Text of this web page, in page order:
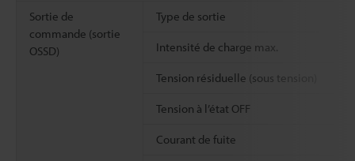
Sortie de
commande (sortie
OSSD)
Type de sortie
Intensité de charge max.
Tension résiduelle (sous tension)
Tension à l’état OFF
Courant de fuite